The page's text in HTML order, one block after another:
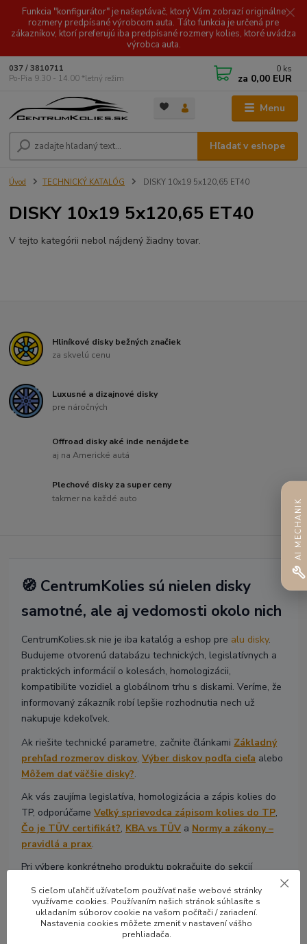
Funkcia "konfigurátor" je našeptávač, ktorý Vám zobrazí originálne
rozmery predpísané výrobcom auta. Táto funkcia je určená pre
zákazníkov, ktorí preferujú iba predpísané rozmery kolies, ktoré uvádza
výrobca auta.
Menu
Hľadať v eshope
037 / 3810711
Po-Pia 9.30 - 14.00 *letný režim
0 ks
za 0,00 EUR
Úvod TECHNICKÝ KATALÓG DISKY 10x19 5x120,65 ET40
DISKY 10x19 5x120,65 ET40
V tejto kategórii nebol nájdený žiadny tovar.
Hliníkové disky bežných značiek
za skvelú cenu
Luxusné a dizajnové disky
pre náročných
Offroad disky aké inde nenájdete
aj na Americké autá
Plechové disky za super ceny
takmer na každé auto
🧭 CentrumKolies sú nielen disky
samotné, ale aj vedomosti okolo nich
CentrumKolies.sk nie je iba katalóg a eshop pre alu disky.
Budujeme otvorenú databázu technických, legislatívnych a
praktických informácií o kolesách, homologizácii,
kompatibilite vozidiel a globálnom trhu s diskami. Veríme, že
informovaný zákazník robí lepšie rozhodnutia nech už
nakupuje kdekoľvek.
Ak riešite technické parametre, začnite článkami Základný
prehľad rozmerov diskov,Výber diskov podľa cieľa alebo
Môžem dať väčšie disky?.
Ak vás zaujíma legislatíva, homologizácia a zápis kolies do
TP, odporúčameVeľký sprievodca zápisom kolies do TP,
Čo je TÜV certifikát?, KBA vs TÜV a Normy a zákony –
pravidlá a prax.
Pri výbere konkrétneho produktu pokračujte do sekcií
Ak si nie ste istí výberom, pozrite si stránkuPoradíme ti
alebo si prečítajteako u nás výber diskov funguje. Každú
objednávku kontrolujeme s dôrazom na technickú správnosť,
AI MECHANIK
S cieľom uľahčiť užívateľom používať naše webové stránky
využívame cookies. Používaním našich stránok súhlasíte s
ukladaním súborov cookie na vašom počítači / zariadení.
Nastavenia cookies môžete zmeniť v nastavení vášho
prehliadača.